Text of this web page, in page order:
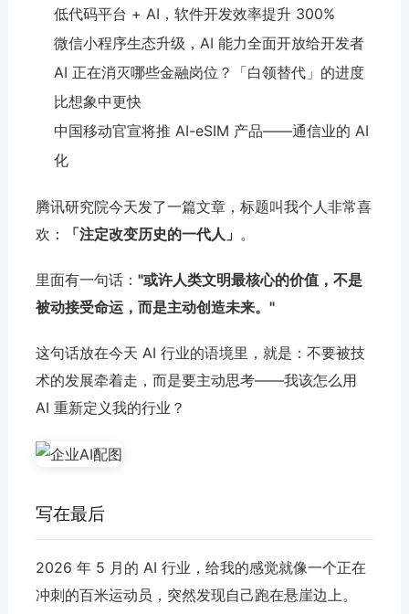
低代码平台 + AI，软件开发效率提升 300%
微信小程序生态升级，AI 能力全面开放给开发者
AI 正在消灭哪些金融岗位？「白领替代」的进度
比想象中更快
中国移动官宣将推 AI-eSIM 产品——通信业的 AI
化
腾讯研究院今天发了一篇文章，标题叫我个人非常喜
欢：
「注定改变历史的一代人」 。
里面有一句话： "或许人类文明最核心的价值，不是
被动接受命运，而是主动创造未来。"
这句话放在今天 AI 行业的语境里，就是：不要被技
术的发展牵着走，而是要主动思考——我该怎么用
AI 重新定义我的行业？
写在最后
2026 年 5 月的 AI 行业，给我的感觉就像一个正在
冲刺的百米运动员，突然发现自己跑在悬崖边上。